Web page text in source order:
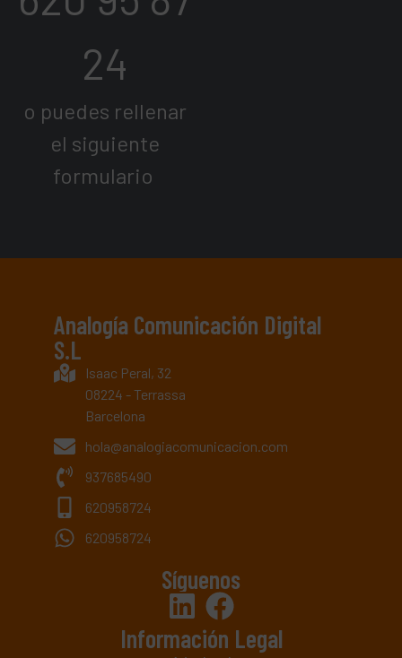
24
o puedes rellenar
el siguiente
formulario
Analogía Comunicación Digital
S.L
Isaac Peral, 32
08224 - Terrassa
Barcelona
hola@analogiacomunicacion.com
937685490
620958724
620958724
Síguenos
Información Legal